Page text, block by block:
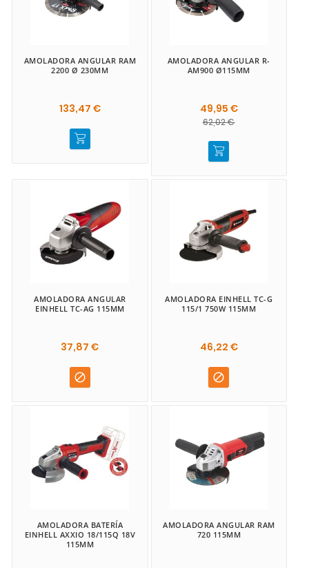
AMOLADORA ANGULAR RAM
2200 Ø 230MM
133,47 €
AMOLADORA ANGULAR R-
AM900 Ø115MM
49,95 €
62,02 €
AMOLADORA ANGULAR
EINHELL TC-AG 115MM
37,87 €

AMOLADORA EINHELL TC-G
115/1 750W 115MM
46,22 €

AMOLADORA BATERÍA
EINHELL AXXIO 18/115Q 18V
115MM
AMOLADORA ANGULAR RAM
720 115MM